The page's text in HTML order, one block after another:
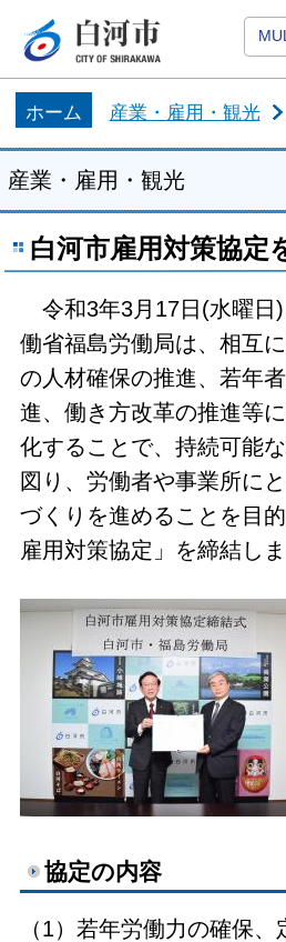
ホーム 産業・雇用・観光
産業・雇用・観光
白河市雇用対策協定
令和3年3月17日(水曜日
働省福島労働局は、相互
の人材確保の推進、若年
進、働き方改革の推進等
化することで、持続可能
図り、労働者や事業所に
づくりを進めることを目
雇用対策協定」を締結しま
協定の内容
（1）若年労働力の確保、